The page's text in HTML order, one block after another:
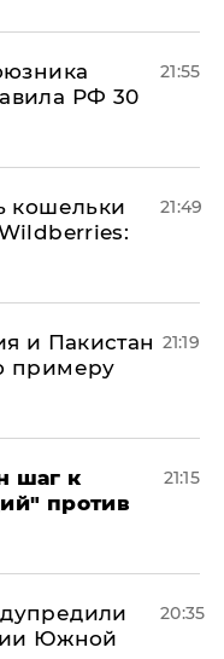
РФ 30
21:55
кошельки
21:49
и Пакистан
примеру
21:19
шаг к
против
21:15
Южной
20:35